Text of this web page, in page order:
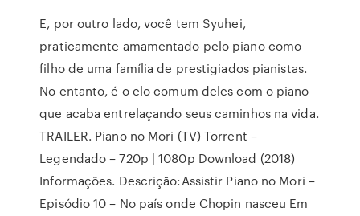
E, por outro lado, você tem Syuhei,
praticamente amamentado pelo piano como
filho de uma família de prestigiados pianistas.
No entanto, é o elo comum deles com o piano
que acaba entrelaçando seus caminhos na vida.
TRAILER. Piano no Mori (TV) Torrent –
Legendado – 720p | 1080p Download (2018)
Informações. Descrição:Assistir Piano no Mori –
Episódio 10 – No país onde Chopin nasceu Em